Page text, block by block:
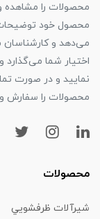
محصولات را مشاهده
محصول خود توضیحات
می‌دهد و کارشناسان
اختیار شما می‌گذارد
نمایید و در صورت
محصولات را سفارش و
محصولات
شیرآلات ظرفشويي